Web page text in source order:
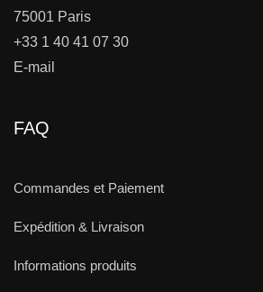
75001 Paris
+33 1 40 41 07 30
E-mail
FAQ
Commandes et Paiement
Expédition & Livraison
Informations produits